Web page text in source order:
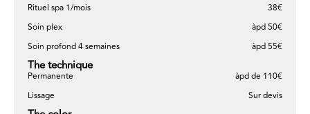
Rituel spa 1/mois
38€
Soin plex
àpd 50€
Soin profond 4 semaines
àpd 55€
The technique
Permanente
àpd de 110€
Lissage
Sur devis